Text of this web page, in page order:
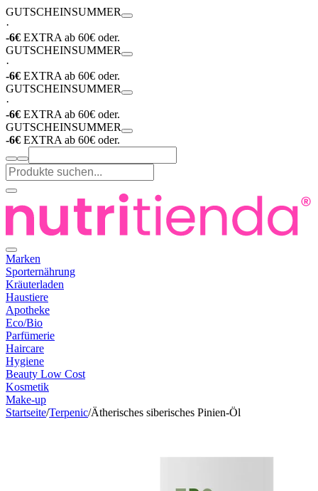
GUTSCHEINSUMMER
·
-6€ EXTRA ab 60€ oder.
GUTSCHEINSUMMER
·
-6€ EXTRA ab 60€ oder.
GUTSCHEINSUMMER
·
-6€ EXTRA ab 60€ oder.
GUTSCHEINSUMMER
-6€ EXTRA ab 60€ oder.
Marken
Sporternährung
Kräuterladen
Haustiere
Apotheke
Eco/Bio
Parfümerie
Haircare
Hygiene
Beauty Low Cost
Kosmetik
Make-up
Startseite/Terpenic/Ätherisches siberisches Pinien-Öl